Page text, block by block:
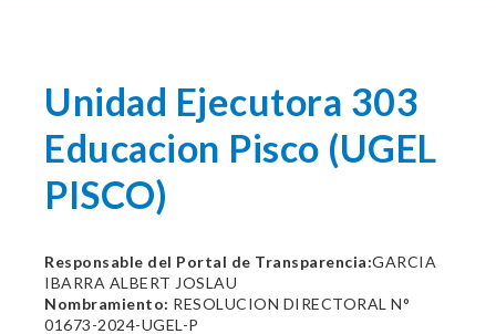
Unidad Ejecutora 303
Educacion Pisco (UGEL
PISCO)
Responsable del Portal de Transparencia:GARCIA
IBARRA ALBERT JOSLAU
Nombramiento: RESOLUCION DIRECTORAL N°
01673-2024-UGEL-P